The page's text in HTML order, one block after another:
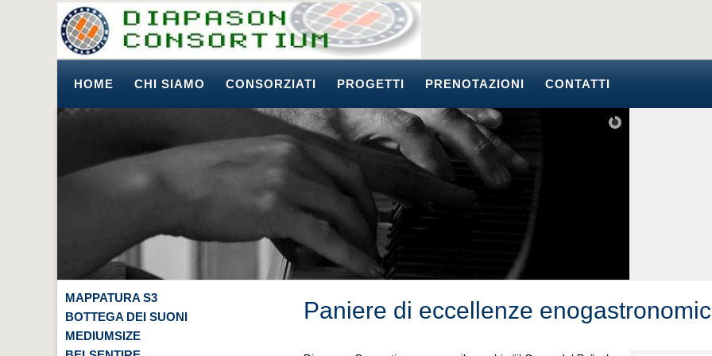
HOME CHI SIAMO CONSORZIATI PROGETTI PRENOTAZIONI CONTATTI
MAPPATURA S3
BOTTEGA DEI SUONI
MEDIUMSIZE
Paniere di eccellenze